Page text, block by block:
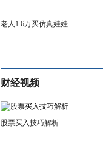
老人1.6万买仿真娃娃
财经视频
股票买入技巧解析